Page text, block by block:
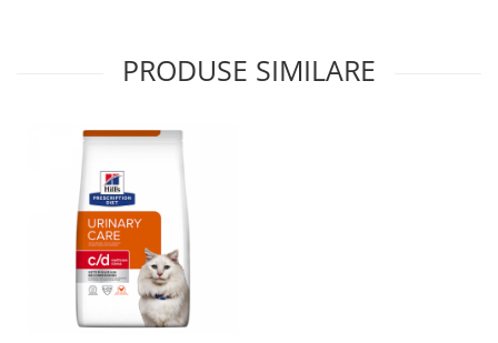
PRODUSE SIMILARE